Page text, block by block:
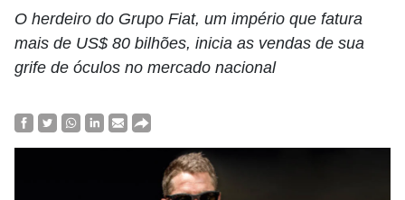
O herdeiro do Grupo Fiat, um império que fatura
mais de US$ 80 bilhões, inicia as vendas de sua
grife de óculos no mercado nacional